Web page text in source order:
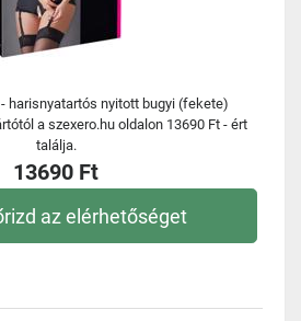
harisnyatartós nyitott bugyi (fekete)
a szexero.hu oldalon 13690 Ft - ért
találja.
13690 Ft
az elérhetőséget